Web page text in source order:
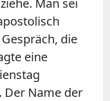
die
eine
Der Name der